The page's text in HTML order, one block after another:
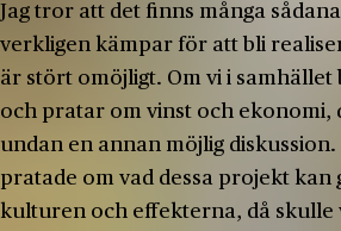
Jag tror att det finns många
verkligen kämpar för att bli
är stört omöjligt. Om vi i
och pratar om vinst och ekonomi,
undan en annan möjlig diskussion.
pratade om vad dessa projekt kan
kulturen och effekterna, då skulle